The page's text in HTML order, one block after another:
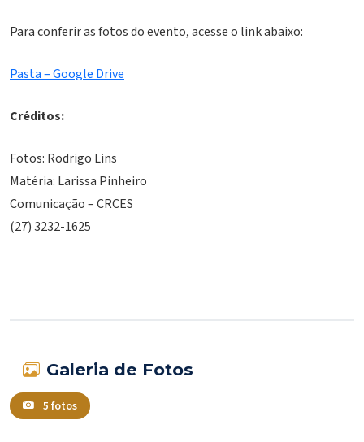
Para conferir as fotos do evento, acesse o link abaixo:
Pasta – Google Drive
Créditos:
Fotos: Rodrigo Lins
Matéria: Larissa Pinheiro
Comunicação – CRCES
(27) 3232-1625
Galeria de Fotos
5 fotos